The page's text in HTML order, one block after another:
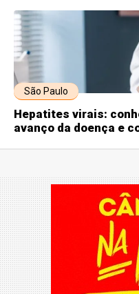
São Paulo
Hepatites virais:
avanço da doença e